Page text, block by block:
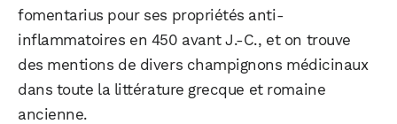
fomentarius pour ses propriétés anti-
inflammatoires en 450 avant J.-C., et on trouve
des mentions de divers champignons médicinaux
dans toute la littérature grecque et romaine
ancienne.